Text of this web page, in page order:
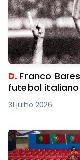
D. Franco
futebol
31 julho 2026